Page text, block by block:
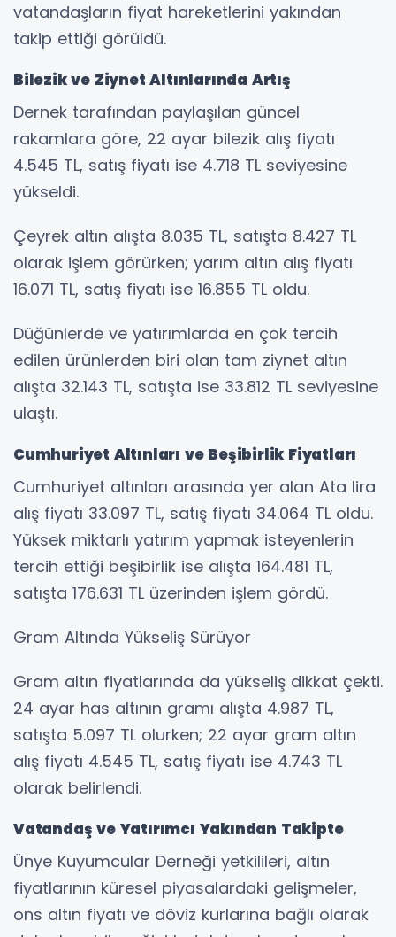
vatandaşların fiyat hareketlerini yakından
takip ettiği görüldü.
Bilezik ve Ziynet Altınlarında Artış
Dernek tarafından paylaşılan güncel
rakamlara göre, 22 ayar bilezik alış fiyatı
4.545 TL, satış fiyatı ise 4.718 TL seviyesine
yükseldi.
Çeyrek altın alışta 8.035 TL, satışta 8.427 TL
olarak işlem görürken; yarım altın alış fiyatı
16.071 TL, satış fiyatı ise 16.855 TL oldu.
Düğünlerde ve yatırımlarda en çok tercih
edilen ürünlerden biri olan tam ziynet altın
alışta 32.143 TL, satışta ise 33.812 TL seviyesine
ulaştı.
Cumhuriyet Altınları ve Beşibirlik Fiyatları
Cumhuriyet altınları arasında yer alan Ata lira
alış fiyatı 33.097 TL, satış fiyatı 34.064 TL oldu.
Yüksek miktarlı yatırım yapmak isteyenlerin
tercih ettiği beşibirlik ise alışta 164.481 TL,
satışta 176.631 TL üzerinden işlem gördü.
Gram Altında Yükseliş Sürüyor
Gram altın fiyatlarında da yükseliş dikkat çekti.
24 ayar has altının gramı alışta 4.987 TL,
satışta 5.097 TL olurken; 22 ayar gram altın
alış fiyatı 4.545 TL, satış fiyatı ise 4.743 TL
olarak belirlendi.
Vatandaş ve Yatırımcı Yakından Takipte
Ünye Kuyumcular Derneği yetkilileri, altın
fiyatlarının küresel piyasalardaki gelişmeler,
ons altın fiyatı ve döviz kurlarına bağlı olarak